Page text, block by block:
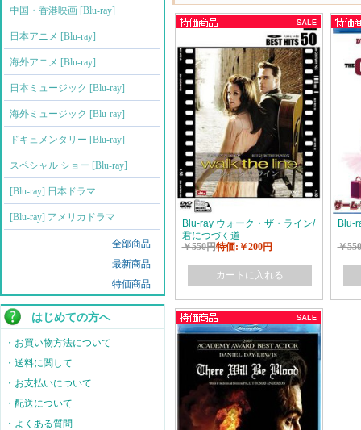
中国・香港映画 [Blu-ray]
日本アニメ [Blu-ray]
海外アニメ [Blu-ray]
日本ミュージック [Blu-ray]
海外ミュージック [Blu-ray]
ドキュメンタリー [Blu-ray]
スペシャル ショー [Blu-ray]
[Blu-ray] 日本ドラマ
[Blu-ray] アメリカドラマ
全部商品
最新商品
特価商品
はじめての方へ
・お買い物方法について
・送料に関して
・お支払いについて
・配送について
・よくある質問
Blu-ray ウォーク・ザ・ライン/
君につづく道
￥550円特価:￥200円
カートに入れる
Blu-
￥